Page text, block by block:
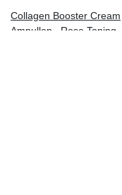
Collagen Booster Cream
Ampullen
Rose Toning